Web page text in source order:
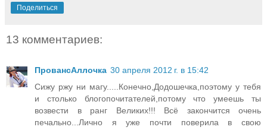
Поделиться
13 комментариев:
ПровансАллочка 30 апреля 2012 г. в 15:42
Сижу ржу ни магу.....Конечно,Додошечка,поэтому у тебя
и столько блогопочитателей,потому что умеешь ты
возвести в ранг Великих!!! Всё закончится очень
печально...Лично я уже почти поверила в свою